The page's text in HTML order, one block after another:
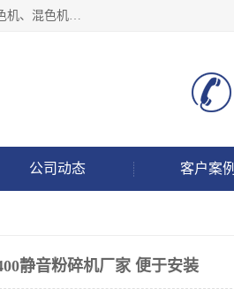
汕头经济特区震龙塑料机械有限公司专注于制造强力粉碎机、静音粉碎机、塑料粉碎机、强力塑料粉碎机、干燥混色机、混色机、冷水机、上料机等塑料辅助机械。
公司动态 客户案例
静音粉碎机厂家 便于安装